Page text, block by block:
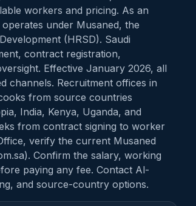
workers and pricing. As an
under Musaned, the
(HRSD). Saudi
contract registration,
Effective January 2026, all
channels. Recruitment offices in
from source countries
India, Kenya, Uganda, and
from contract signing to worker
verify the current Musaned
Confirm the salary, working
paying any fee. Contact Al-
and source-country options.